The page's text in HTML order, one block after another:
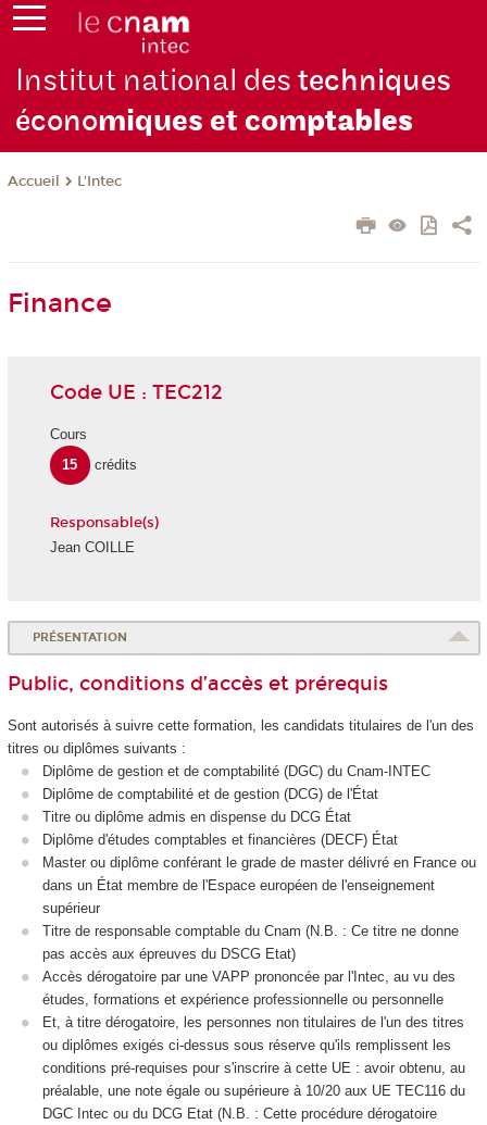
Institut national destechniques
économiques et comptables
Accueil L'Intec
Finance
Code UE : TEC212
Cours
15
crédits
Responsable(s)
Jean COILLE
PRÉSENTATION
Public, conditions d’accès et prérequis
Sont autorisés à suivre cette formation, les candidats titulaires de l'un des
titres ou diplômes suivants :
Diplôme de gestion et de comptabilité (DGC) du Cnam-INTEC
Diplôme de comptabilité et de gestion (DCG) de l'État
Titre ou diplôme admis en dispense du DCG État
Diplôme d'études comptables et financières (DECF) État
Master ou diplôme conférant le grade de master délivré en France ou
dans un État membre de l'Espace européen de l'enseignement
supérieur
Titre de responsable comptable du Cnam (N.B. : Ce titre ne donne
pas accès aux épreuves du DSCG Etat)
Accès dérogatoire par une VAPP prononcée par l'Intec, au vu des
études, formations et expérience professionnelle ou personnelle
Et, à titre dérogatoire, les personnes non titulaires de l'un des titres
ou diplômes exigés ci-dessus sous réserve qu'ils remplissent les
conditions pré-requises pour s'inscrire à cette UE : avoir obtenu, au
préalable, une note égale ou supérieure à 10/20 aux UE TEC116 du
DGC Intec ou du DCG Etat (N.B. : Cette procédure dérogatoire